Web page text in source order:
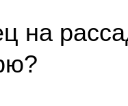
на